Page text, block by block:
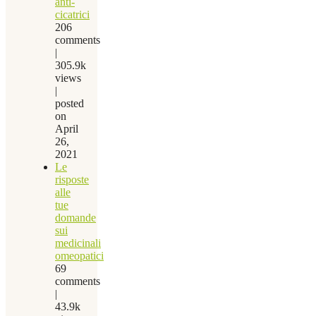
cicatrici
206
comments
|
305.9k
views
|
posted
on
April
26,
2021
Le
risposte
alle
tue
domande
sui
medicinali
omeopatici
69
comments
|
43.9k